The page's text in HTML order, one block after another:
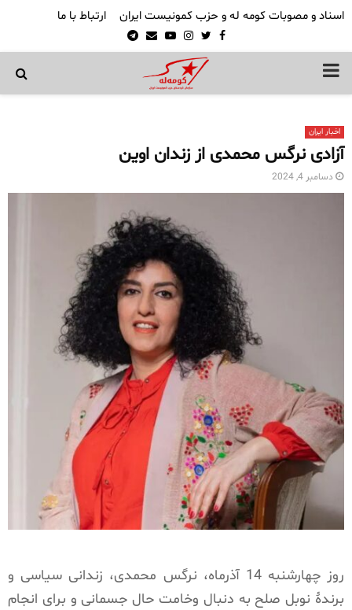
اسناد و مصوبات کومه له و حزب کمونیست ایران ارتباط با ما
Facebook
Twitter
Instagram
Youtube
Email
Telegram
PRIMARY
اخبار ایران
آزادی نرگس محمدی از زندان اوین
دسامبر 4, 2024
روز چهارشنبه 14 آذرماه، نرگس محمدی، زندانی سیاسی و
برندهٔ نوبل صلح به دنبال وخامت حال جسمانی و برای انجام